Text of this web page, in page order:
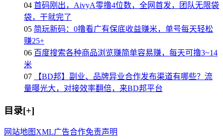
04 首码刚出，AivyA零撸4位数，全网首发，团队无限袋
袋，干就完了
05 简玩新码：0撸看广有保底收益赚米，单号每天轻松
赚25+
06 百度搜索各种商品浏览赚简单容易赚，每天可撸3~14
米
07
【BD邦】副业、品牌异业合作发布渠道有哪些？流
量曝光大，对接效率翻倍，来BD邦平台
目录[+]
网站地图 XML广告合作免责声明